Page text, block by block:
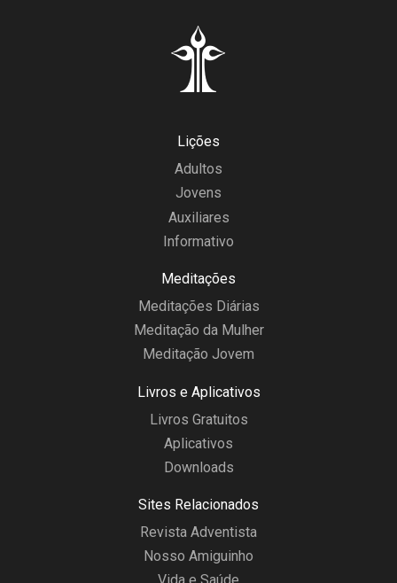
Lições
Adultos
Jovens
Auxiliares
Informativo
Meditações
Meditações Diárias
Meditação da Mulher
Meditação Jovem
Livros e Aplicativos
Livros Gratuitos
Aplicativos
Downloads
Sites Relacionados
Revista Adventista
Nosso Amiguinho